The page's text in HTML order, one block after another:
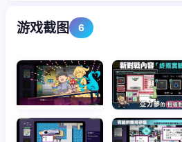
游戏截图 6